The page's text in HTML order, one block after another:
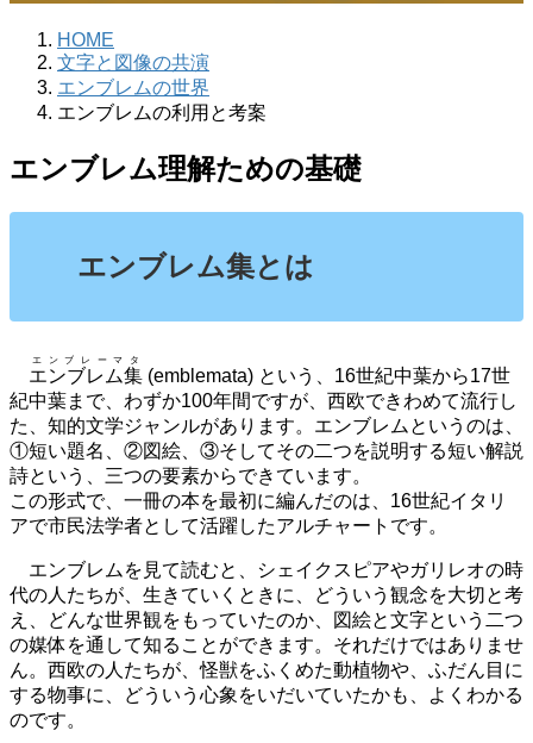
HOME
文字と図像の共演
エンブレムの世界
エンブレムの利用と考案
エンブレム理解ための基礎
エンブレム集とは
エンブレム集
エンブレーマタ
(emblemata) という、16世紀中葉から17世
紀中葉まで、わずか100年間ですが、西欧できわめて流行し
た、知的文学ジャンルがあります。エンブレムというのは、
①短い題名、②図絵、③そしてその二つを説明する短い解説
詩という、三つの要素からできています。
この形式で、一冊の本を最初に編んだのは、16世紀イタリ
アで市民法学者として活躍したアルチャートです。
エンブレムを見て読むと、シェイクスピアやガリレオの時
代の人たちが、生きていくときに、どういう観念を大切と考
え、どんな世界観をもっていたのか、図絵と文字という二つ
の媒体を通して知ることができます。それだけではありませ
ん。西欧の人たちが、怪獣をふくめた動植物や、ふだん目に
する物事に、どういう心象をいだいていたかも、よくわかる
のです。